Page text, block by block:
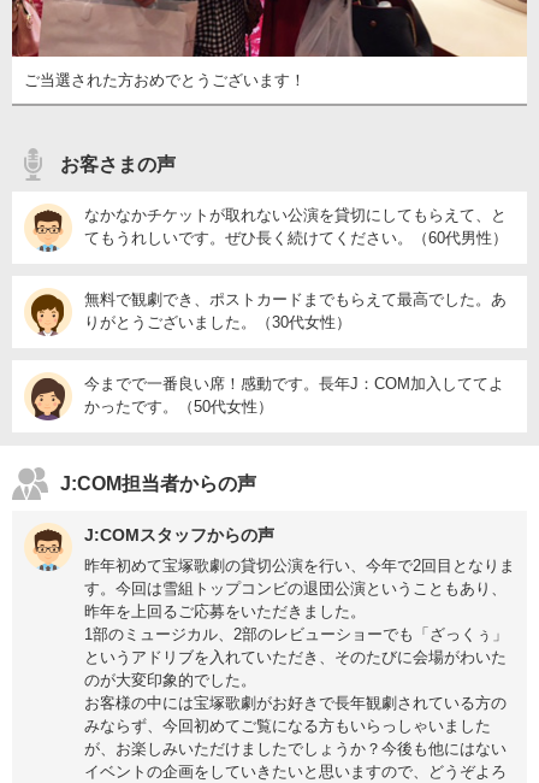
ご当選された方おめでとうございます！
お客さまの声
なかなかチケットが取れない公演を貸切にしてもらえて、と
てもうれしいです。ぜひ長く続けてください。（60代男性）
無料で観劇でき、ポストカードまでもらえて最高でした。あ
りがとうございました。（30代女性）
今までで一番良い席！感動です。長年J：COM加入しててよ
かったです。（50代女性）
J:COM担当者からの声
J:COMスタッフからの声
昨年初めて宝塚歌劇の貸切公演を行い、今年で2回目となりま
す。今回は雪組トップコンビの退団公演ということもあり、
昨年を上回るご応募をいただきました。
1部のミュージカル、2部のレビューショーでも「ざっくぅ」
というアドリブを入れていただき、そのたびに会場がわいた
のが大変印象的でした。
お客様の中には宝塚歌劇がお好きで長年観劇されている方の
みならず、今回初めてご覧になる方もいらっしゃいました
が、お楽しみいただけましたでしょうか？今後も他にはない
イベントの企画をしていきたいと思いますので、どうぞよろ